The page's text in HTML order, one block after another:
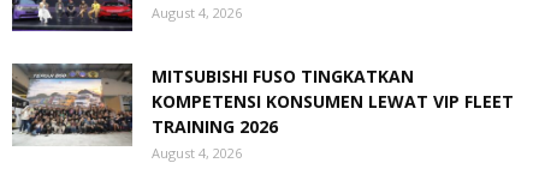
August 4, 2026
MITSUBISHI FUSO TINGKATKAN
KOMPETENSI KONSUMEN LEWAT VIP FLEET
TRAINING 2026
August 4, 2026